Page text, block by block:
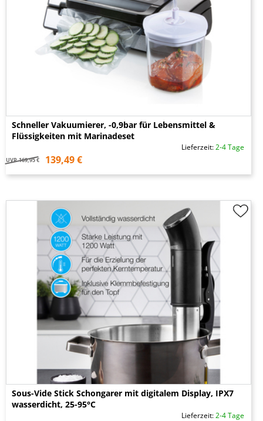
Schneller Vakuumierer, -0,9bar für Lebensmittel &
Flüssigkeiten mit Marinadeset
Lieferzeit:2-4 Tage
UVP 169,95 € 139,49 €
Sous-Vide Stick Schongarer mit digitalem Display, IPX7
wasserdicht, 25-95°C
Lieferzeit:2-4 Tage